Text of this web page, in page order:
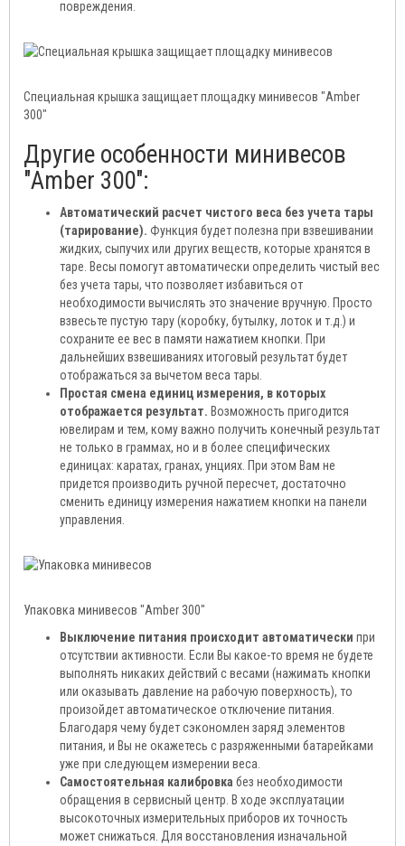
повреждения.
Специальная крышка защищает площадку минивесов "Аmber
300"
Другие особенности минивесов
"Аmber 300":
Автоматический расчет чистого веса без учета тары
(тарирование). Функция будет полезна при взвешивании
жидких, сыпучих или других веществ, которые хранятся в
таре. Весы помогут автоматически определить чистый вес
без учета тары, что позволяет избавиться от
необходимости вычислять это значение вручную. Просто
взвесьте пустую тару (коробку, бутылку, лоток и т.д.) и
сохраните ее вес в памяти нажатием кнопки. При
дальнейших взвешиваниях итоговый результат будет
отображаться за вычетом веса тары.
Простая смена единиц измерения, в которых
отображается результат. Возможность пригодится
ювелирам и тем, кому важно получить конечный результат
не только в граммах, но и в более специфических
единицах: каратах, гранах, унциях. При этом Вам не
придется производить ручной пересчет, достаточно
сменить единицу измерения нажатием кнопки на панели
управления.
Упаковка минивесов "Аmber 300"
Выключение питания происходит автоматически при
отсутствии активности. Если Вы какое-то время не будете
выполнять никаких действий с весами (нажимать кнопки
или оказывать давление на рабочую поверхность), то
произойдет автоматическое отключение питания.
Благодаря чему будет сэкономлен заряд элементов
питания, и Вы не окажетесь с разряженными батарейками
уже при следующем измерении веса.
Самостоятельная калибровка без необходимости
обращения в сервисный центр. В ходе эксплуатации
высокоточных измерительных приборов их точность
может снижаться. Для восстановления изначальной